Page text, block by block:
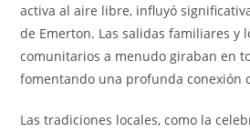
activa al aire libre, influyó
de Emerton. Las salidas familiares y
comunitarios a menudo giraban en
fomentando una profunda conexión
Las tradiciones locales, como la